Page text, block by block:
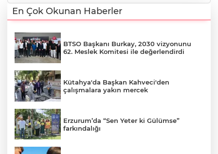
En Çok Okunan Haberler
BTSO Başkanı Burkay, 2030 vizyonunu
62. Meslek Komitesi ile değerlendirdi
Kütahya'da Başkan Kahveci'den
çalışmalara yakın mercek
Erzurum’da “Sen Yeter ki Gülümse”
farkındalığı